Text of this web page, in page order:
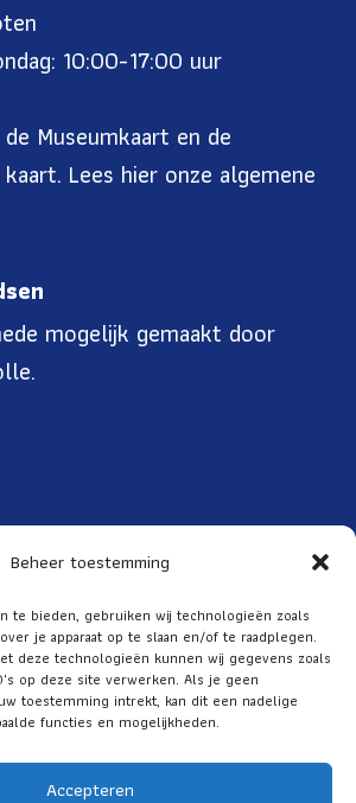
Beheer toestemming
te bieden, gebruiken wij technologieën zoals
je apparaat op te slaan en/of te raadplegen.
deze technologieën kunnen wij gegevens zoals
op deze site verwerken. Als je geen
toestemming intrekt, kan dit een nadelige
functies en mogelijkheden.
Accepteren
10:00-17:00 uur
Museumkaart en de
Lees hier onze algemene
mogelijk gemaakt door